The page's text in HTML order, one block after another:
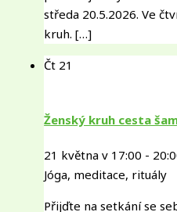
středa 20.5.2026. Ve
kruh. […]
Čt 21
Ženský kruh cesta
21 května v 17:00 -
Jóga, meditace, rituály
Přijďte na setkání se